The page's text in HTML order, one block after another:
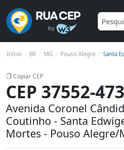
Início BR MG Pouso Alegre Santa
Copiar CEP
CEP 37552-473
Avenida Coronel
Coutinho - Santa
Mortes - Pouso Alegre/